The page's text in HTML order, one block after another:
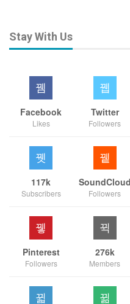
Stay With Us
Facebook
Likes
Twitter
Followers
117k
Subscribers
SoundCloud
Followers
Pinterest
Followers
276k
Members